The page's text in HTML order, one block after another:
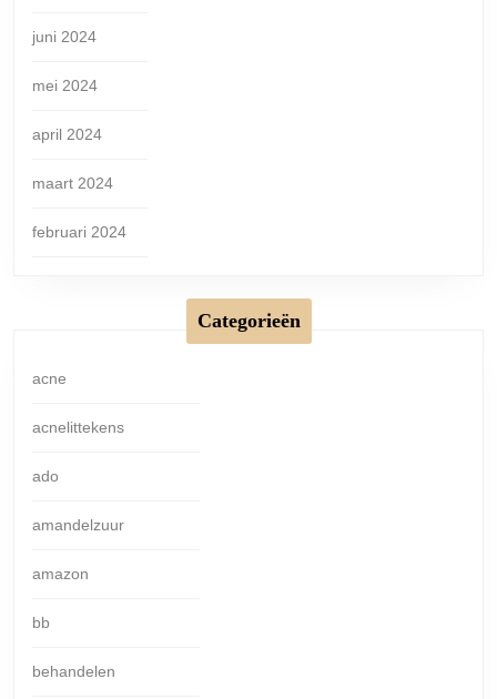
juni 2024
mei 2024
april 2024
maart 2024
februari 2024
Categorieën
acne
acnelittekens
ado
amandelzuur
amazon
bb
behandelen